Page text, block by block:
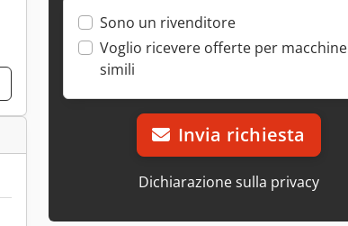
Sono un rivenditore
Voglio ricevere offerte per macchine
simili
Invia richiesta
Dichiarazione sulla privacy